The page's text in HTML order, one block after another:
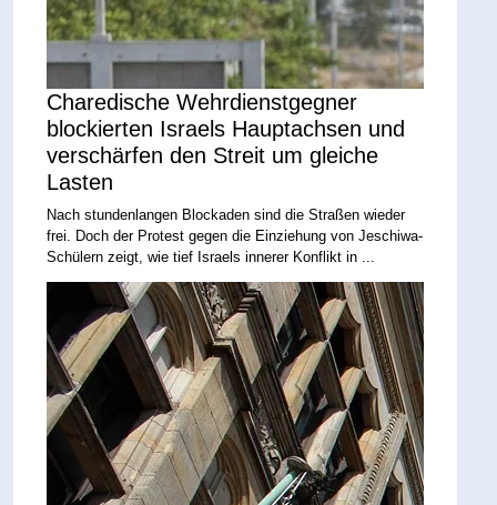
Charedische Wehrdienstgegner
blockierten Israels Hauptachsen und
verschärfen den Streit um gleiche
Lasten
Nach stundenlangen Blockaden sind die Straßen wieder
frei. Doch der Protest gegen die Einziehung von Jeschiwa-
Schülern zeigt, wie tief Israels innerer Konflikt in ...